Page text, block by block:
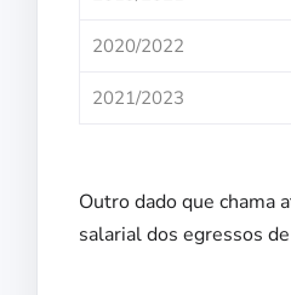
2020/2022
2021/2023
Outro dado que chama
salarial dos egressos